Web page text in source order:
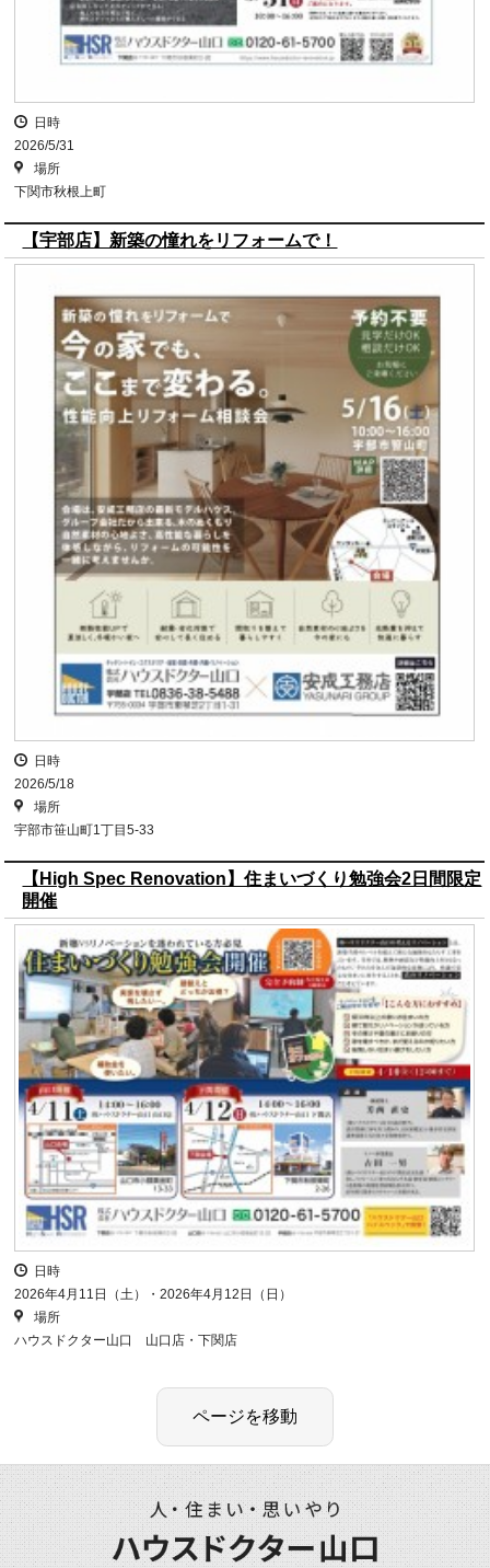
日時
2026/5/31
場所
下関市秋根上町
【宇部店】新築の憧れをリフォームで！
日時
2026/5/18
場所
宇部市笹山町1丁目5-33
【High Spec Renovation】住まいづくり勉強会2日間限定
開催
日時
2026年4月11日（土）・2026年4月12日（日）
場所
ハウスドクター山口 山口店・下関店